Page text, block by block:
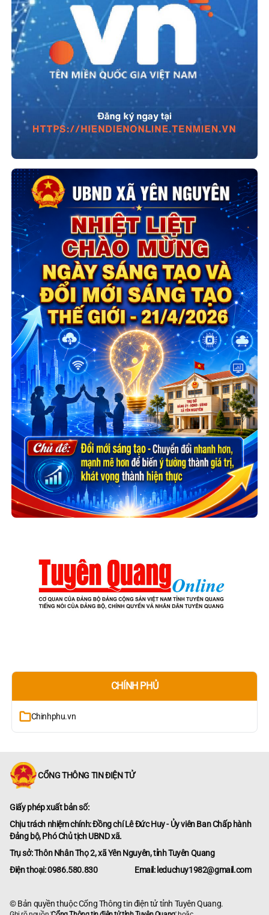
CHÍNH PHỦ
Chinhphu.vn
CỔNG THÔNG TIN ĐIỆN TỬ
Giấy phép xuất bản số:
Chịu trách nhiệm chính: Đồng chí Lê Đức Huy - Ủy viên Ban Chấp hành
Đảng bộ, Phó Chủ tịch UBND xã.
Trụ sở: Thôn Nhân Thọ 2, xã Yên Nguyên, tỉnh Tuyên Quang
Điện thoại: 0986.580.830
Email: leduchuy1982@gmail.com
© Bản quyền thuộc Cổng Thông tin điện tử tỉnh Tuyên Quang.